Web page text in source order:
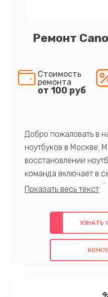
Ремонт
Стоимость
ремонта
от 100 руб
Добро пожаловать в
ноутбуков в Москве.
восстановлении
команда включает в
профессионалов с
предлагаем быстрый
использованием
также гарантируем
проведенных работ.
наилучшим образом.
УЗНАТЬ